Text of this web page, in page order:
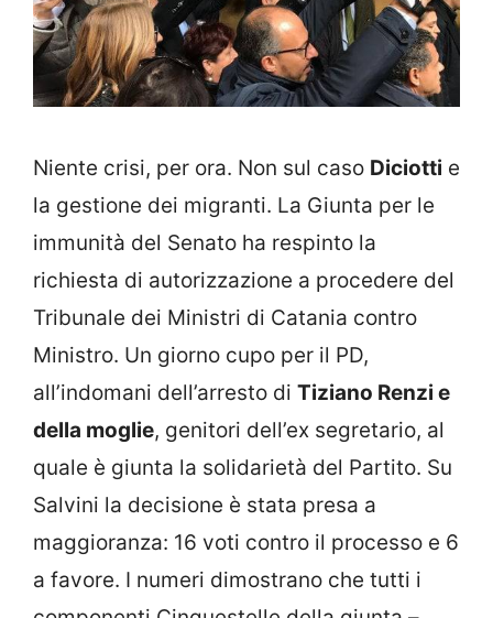
Niente crisi, per ora. Non sul caso Diciotti e
la gestione dei migranti. La Giunta per le
immunità del Senato ha respinto la
richiesta di autorizzazione a procedere del
Tribunale dei Ministri di Catania contro
Ministro. Un giorno cupo per il PD,
all’indomani dell’arresto di Tiziano Renzi e
della moglie, genitori dell’ex segretario, al
quale è giunta la solidarietà del Partito. Su
Salvini la decisione è stata presa a
maggioranza: 16 voti contro il processo e 6
a favore. I numeri dimostrano che tutti i